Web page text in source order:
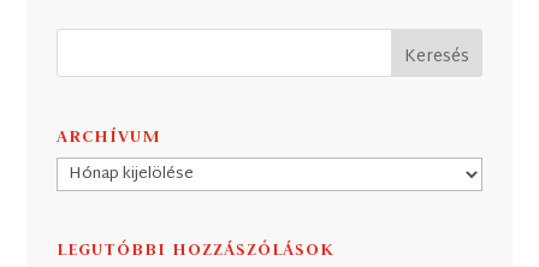
ARCHÍVUM
Archívum
LEGUTÓBBI HOZZÁSZÓLÁSOK